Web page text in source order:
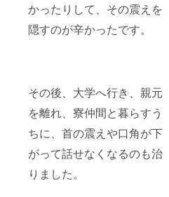
かったりして、その震えを
隠すのが辛かったです。
その後、大学へ行き、親元
を離れ、寮仲間と暮らすう
ちに、首の震えや口角が下
がって話せなくなるのも治
りました。